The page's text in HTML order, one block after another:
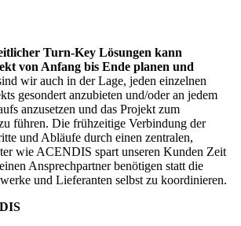
Turn-Key Lösungen kann
von Anfang bis Ende planen und
wir auch in der Lage, jeden einzelnen
gesondert anzubieten und/oder an jedem
anzusetzen und das Projekt zum
führen. Die frühzeitige Verbindung der
und Abläufe durch einen zentralen,
wie ACENDIS spart unseren Kunden Zeit
Ansprechpartner benötigen statt die
und Lieferanten selbst zu koordinieren.